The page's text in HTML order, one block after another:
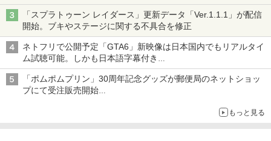
ライン販売開始
「スプラトゥーン レイダース」更新データ「Ver.1.1.1」が配信
開始。ブキやステージに関する不具合を修正
ネトフリで公開予定「GTA6」新映像は日本国内でもリアルタイ
ム試聴可能。しかも日本語字幕付き
Netflixから公式回答あり
「ポムポムプリン」30周年記念グッズが郵便局のネットショッ
プにて受注販売開始
もっと見る